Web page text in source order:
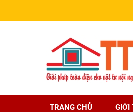
TRANG CHỦ GIỚI